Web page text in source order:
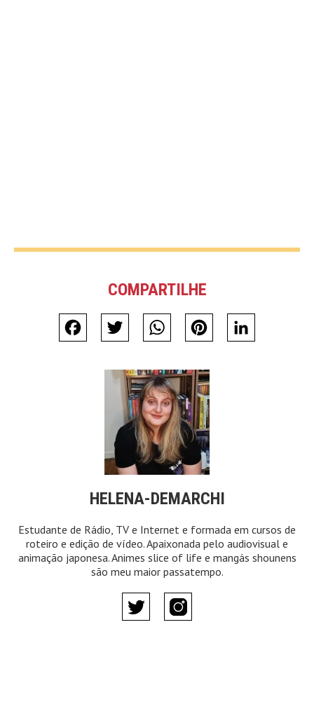
COMPARTILHE
FacebookTwitter WhatsAppPinterestLinkedIn
HELENA-DEMARCHI
Estudante de Rádio, TV e Internet e formada em cursos de
roteiro e edição de vídeo. Apaixonada pelo audiovisual e
animação japonesa. Animes slice of life e mangás shounens
são meu maior passatempo.